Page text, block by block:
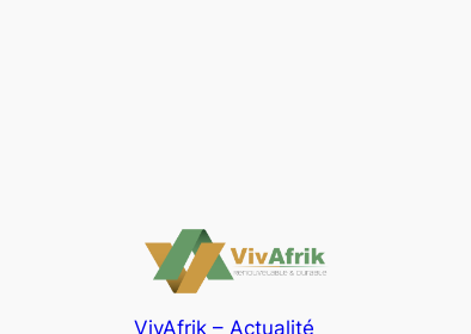
VivAfrik – Actualité